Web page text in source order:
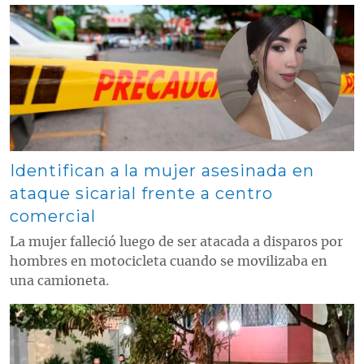
Contenido multimedia principal
Identifican a la mujer asesinada en
ataque sicarial frente a centro
comercial
La mujer falleció luego de ser atacada a disparos por
hombres en motocicleta cuando se movilizaba en
una camioneta.
Contenido multimedia principal